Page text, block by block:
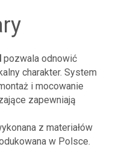
pozwala odnowić
charakter. System
i mocowanie
zapewniają
z materiałów
w Polsce.